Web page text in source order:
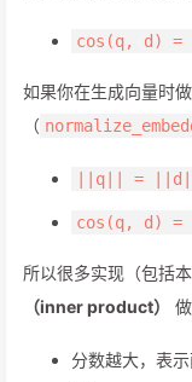
cos(q, d)
如果你在生成向量时
（
||q|| =
cos(q, d) =
所以很多实现（包括
（inner product）
分数越大，表